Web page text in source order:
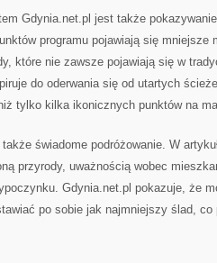
Gdynia.net.pl jest także
programu pojawiają się mniejsze
które nie zawsze pojawiają się w
do oderwania się od utartych
tylko kilka ikonicznych punktów na
świadome podróżowanie. W
przyrody, uważnością wobec
Gdynia.net.pl pokazuje, że
po sobie jak najmniejszy ślad,